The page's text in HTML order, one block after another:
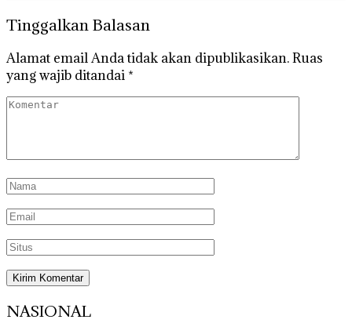
Tinggalkan Balasan
Alamat email Anda tidak akan dipublikasikan.Ruas
yang wajib ditandai *
NASIONAL